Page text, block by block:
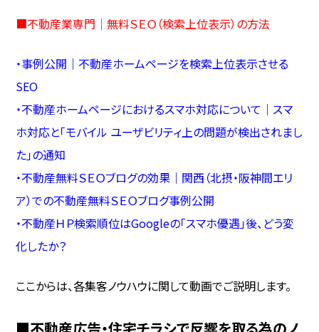
■不動産業専門｜無料ＳＥＯ（検索上位表示）の方法
・事例公開｜不動産ホームページを検索上位表示させる
SEO
・不動産ホームページにおけるスマホ対応について｜スマ
ホ対応と「モバイル ユーザビリティ上の問題が検出されまし
た」の通知
・不動産無料ＳＥＯブログの効果｜関西（北摂・阪神間エリ
ア）での不動産無料ＳＥＯブログ事例公開
・不動産ＨＰ検索順位はGoogleの「スマホ優遇」後、どう変
化したか？
ここからは、各集客ノウハウに関して動画でご説明します。